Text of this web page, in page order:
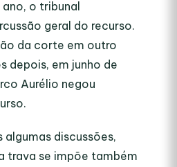
o tribunal
geral do recurso.
da corte em outro
depois, em junho de
Aurélio negou
discussões,
trava se impõe também